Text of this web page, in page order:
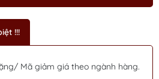
!!!
Mã giảm giá theo ngành hàng.